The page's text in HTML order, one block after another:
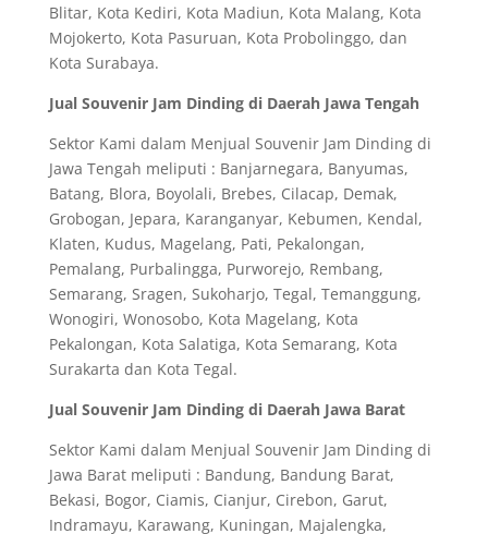
Blitar, Kota Kediri, Kota Madiun, Kota Malang, Kota
Mojokerto, Kota Pasuruan, Kota Probolinggo, dan
Kota Surabaya.
Jual Souvenir Jam Dinding di Daerah Jawa Tengah
Sektor Kami dalam Menjual Souvenir Jam Dinding di
Jawa Tengah meliputi : Banjarnegara, Banyumas,
Batang, Blora, Boyolali, Brebes, Cilacap, Demak,
Grobogan, Jepara, Karanganyar, Kebumen, Kendal,
Klaten, Kudus, Magelang, Pati, Pekalongan,
Pemalang, Purbalingga, Purworejo, Rembang,
Semarang, Sragen, Sukoharjo, Tegal, Temanggung,
Wonogiri, Wonosobo, Kota Magelang, Kota
Pekalongan, Kota Salatiga, Kota Semarang, Kota
Surakarta dan Kota Tegal.
Jual Souvenir Jam Dinding di Daerah Jawa Barat
Sektor Kami dalam Menjual Souvenir Jam Dinding di
Jawa Barat meliputi : Bandung, Bandung Barat,
Bekasi, Bogor, Ciamis, Cianjur, Cirebon, Garut,
Indramayu, Karawang, Kuningan, Majalengka,